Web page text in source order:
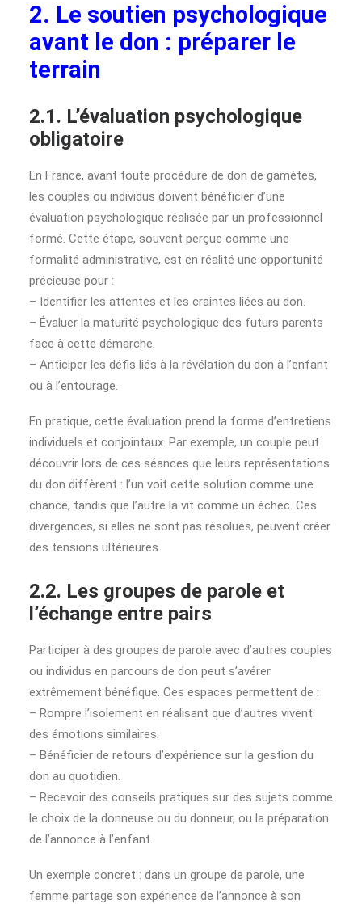
2. Le soutien psychologique
avant le don : préparer le
terrain
2.1. L’évaluation psychologique
obligatoire
En France, avant toute procédure de don de gamètes,
les couples ou individus doivent bénéficier d’une
évaluation psychologique réalisée par un professionnel
formé. Cette étape, souvent perçue comme une
formalité administrative, est en réalité une opportunité
précieuse pour :
– Identifier les attentes et les craintes liées au don.
– Évaluer la maturité psychologique des futurs parents
face à cette démarche.
– Anticiper les défis liés à la révélation du don à l’enfant
ou à l’entourage.
En pratique, cette évaluation prend la forme d’entretiens
individuels et conjointaux. Par exemple, un couple peut
découvrir lors de ces séances que leurs représentations
du don diffèrent : l’un voit cette solution comme une
chance, tandis que l’autre la vit comme un échec. Ces
divergences, si elles ne sont pas résolues, peuvent créer
des tensions ultérieures.
2.2. Les groupes de parole et
l’échange entre pairs
Participer à des groupes de parole avec d’autres couples
ou individus en parcours de don peut s’avérer
extrêmement bénéfique. Ces espaces permettent de :
– Rompre l’isolement en réalisant que d’autres vivent
des émotions similaires.
– Bénéficier de retours d’expérience sur la gestion du
don au quotidien.
– Recevoir des conseils pratiques sur des sujets comme
le choix de la donneuse ou du donneur, ou la préparation
de l’annonce à l’enfant.
Un exemple concret : dans un groupe de parole, une
femme partage son expérience de l’annonce à son